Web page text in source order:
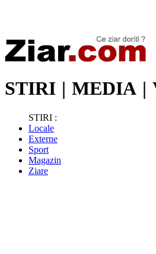
STIRI | MEDIA |
STIRI :
Locale
Externe
Sport
Magazin
Ziare